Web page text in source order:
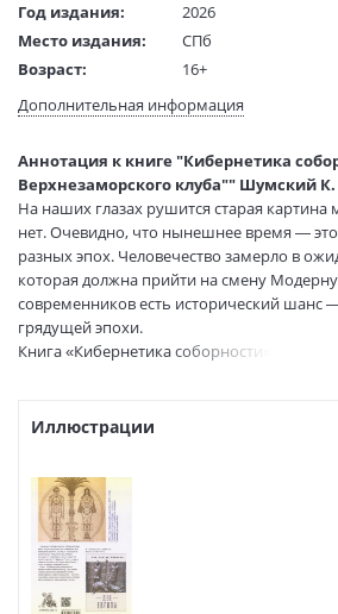
Год издания:
2026
Место издания:
СПб
Возраст:
16+
Язык текста:
русский
Тип обложки:
Твердый переплет
Формат:
60х90 1/16
Размеры в мм
(ДхШхВ):
217x155x20
Вес:
445 гр.
Страниц:
266
Тираж:
Код товара:
1261455
В продаже с:
Дополнительная информация
Аннотация к книге "Кибернетика
Верхнезаморского клуба"" Шумский К.
На наших глазах рушится старая картина
нет. Очевидно, что нынешнее время — это
разных эпох. Человечество замерло в
которая должна прийти на смену
современников есть исторический шанс
грядущей эпохи.
Книга «Кибернетика соборности»
жизненных ориентиров, — которая бы
Написана живым языком в форме
всех, кто желает глубже разобраться в
событиях и обрести новые смыслы.
Иллюстрации